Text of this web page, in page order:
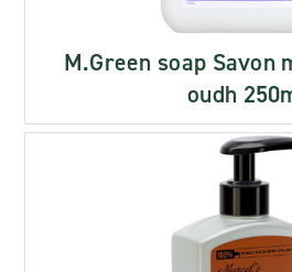
M.Green soap Savon
oudh